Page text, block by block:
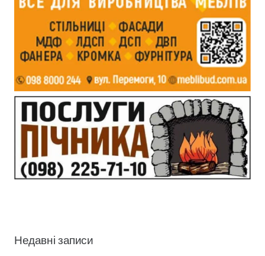
Недавні записи